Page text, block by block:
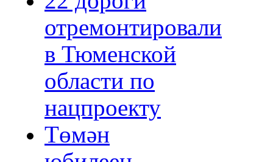
отремонтировали
в Тюменской
области по
нацпроекту
Төмән